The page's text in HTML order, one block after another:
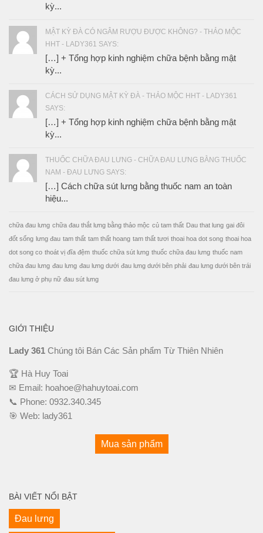
kỳ...
MẬT KỲ ĐÀ CÓ NGÂM RƯỢU ĐƯỢC KHÔNG? - THẢO MỘC
HHT - LADY361 SAYS:
[…] + Tổng hợp kinh nghiệm chữa bệnh bằng mật
kỳ...
CÁCH SỬ DỤNG MẬT KỲ ĐÀ - THẢO MỘC HHT - LADY361
SAYS:
[…] + Tổng hợp kinh nghiệm chữa bệnh bằng mật
kỳ...
THUỐC CHỮA ĐAU LƯNG - CHỮA ĐAU LƯNG BẰNG THUỐC
NAM - ĐAU LƯNG SAYS:
[…] Cách chữa sút lưng bằng thuốc nam an toàn
hiệu...
chữa đau lưng chữa đau thắt lưng bằng thảo mộc củ tam thất Dau that lung gai đôi
đốt sống lưng đau tam thất tam thất hoang tam thất tươi thoai hoa dot song thoai hoa
dot song co thoát vị đĩa đệm thuốc chữa sút lưng thuốc chữa đau lưng thuốc nam
chữa đau lưng đau lưng đau lưng dưới đau lưng dưới bên phải đau lưng dưới bên trái
đau lưng ở phụ nữ đau sút lưng
GIỚI THIỆU
Lady 361 Chúng tôi Bán Các Sản phẩm Từ Thiên Nhiên
🏆 Hà Huy Toai
✉ Email: hoahoe@hahuytoai.com
📞 Phone: 0932.340.345
🎯 Web: lady361
Mua sản phẩm
BÀI VIẾT NỔI BẬT
Đau lưng